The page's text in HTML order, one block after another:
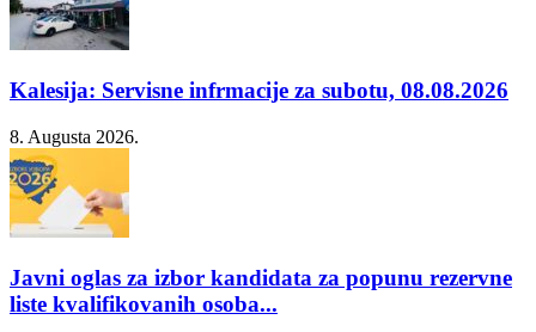
Kalesija: Servisne infrmacije za subotu, 08.08.2026
8. Augusta 2026.
Javni oglas za izbor kandidata za popunu rezervne
liste kvalifikovanih osoba...